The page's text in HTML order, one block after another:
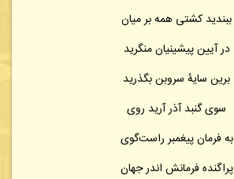
ببندید کشتی همه بر میان
در آیین پیشینیان منگرید
برین سایهٔ سروبن بگذرید
سوی گنبد آذر آرید روی
به فرمان پیغمبر راست‌گوی
پراگنده فرمانش اندر جهان